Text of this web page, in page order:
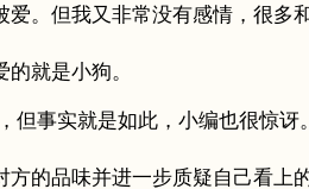
。但我又非常没有感情，很
就是小狗。
事实就是如此，小编也很惊
的品味并进一步质疑自己看